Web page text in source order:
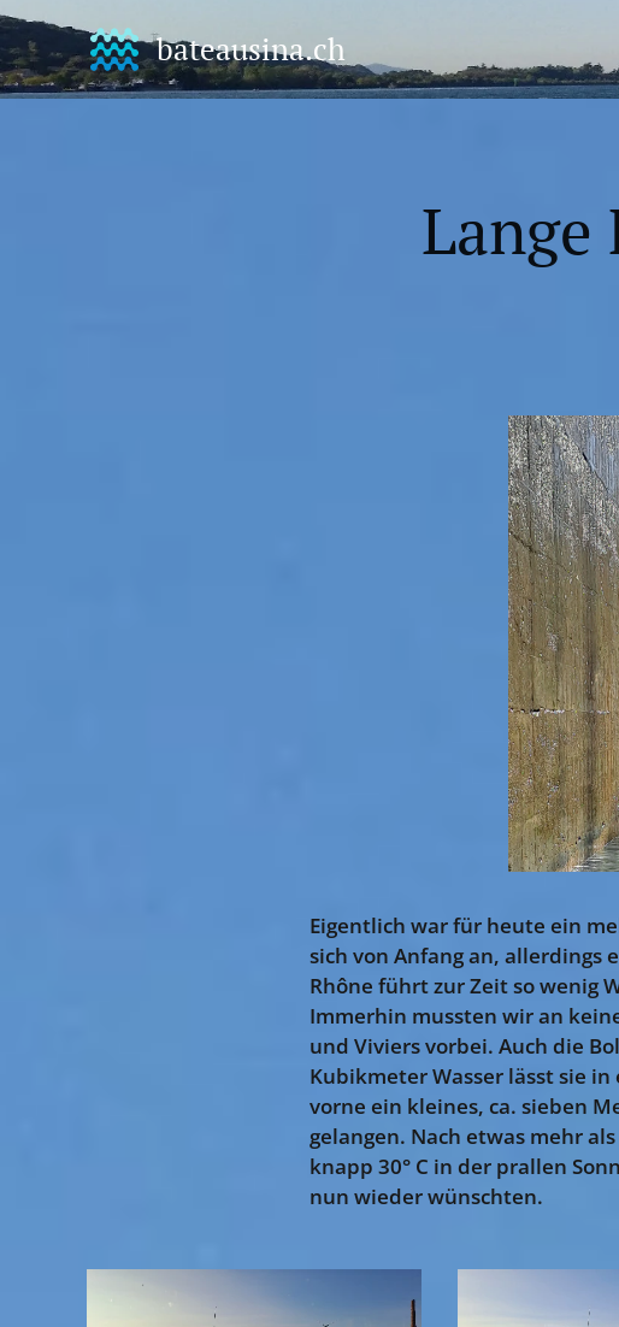
bateausina.ch
Lange
Eigentlich war für heute ein
sich von Anfang an, allerdings
Rhône führt zur Zeit so wenig
Immerhin mussten wir an
und Viviers vorbei. Auch die
Kubikmeter Wasser lässt sie
vorne ein kleines, ca. sieben
gelangen. Nach etwas mehr
knapp 30° C in der prallen
nun wieder wünschten.